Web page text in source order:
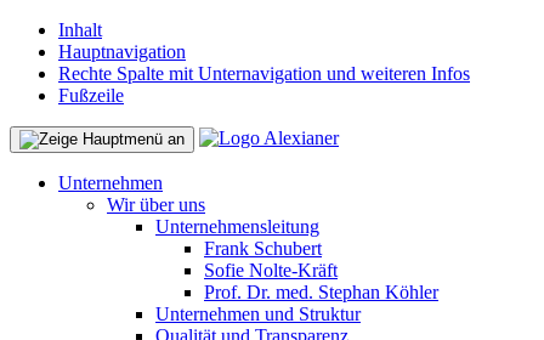
Inhalt
Hauptnavigation
Rechte Spalte mit Unternavigation und weiteren Infos
Fußzeile
Unternehmen
Wir über uns
Unternehmensleitung
Frank Schubert
Sofie Nolte-Kräft
Prof. Dr. med. Stephan Köhler
Unternehmen und Struktur
Qualität und Transparenz